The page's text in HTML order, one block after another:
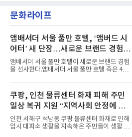
했다. “내 티, 5 bucks 바지는, 만원” 등 멤버들
의 라이프 스타일
MBC '쇼! 음악중심', SBS '인기가요' 등 주요 음
악방송 무대에 올라 화려한 퍼포먼스를 펼쳤다.
력을 앞세워 매 무대 색다른 볼거리를 선사했다.
특히 화사한 파스텔 톤의 비치웨어부터 청량한
마린룩, 햇살 아래 반짝이는 물결을 연상시키는
스커트, 강렬한 붉은 계열의 스타일링까지 각기
다른 매력을 선보였다. 브브걸은 다채로운 여름
패션을 완벽하게 소화하며 보
문화라이프
앰배서더 서울 풀만 호텔, ‘앰버드 시
어터’ 새 단장…새로운 브랜드 경험 선
사
앰배서더 서울 풀만 호텔이 새로운 브랜드 경험
을 선사한다.앰배서더 서울 풀만 호텔 측은 4일
이야기를 담은 인형 극장 콘셉트의 공간 ‘앰버드
시어터(Ambird Theater)’를 새롭게 선보인
다”고 밝혔다.앰배서더 서울 풀만 호텔은 로비
한편에 마련된 앰버드 존을 통해 앰버드의 세계
관을 소개해왔다. 앰버드 존은 앰버드가 우주여
행 중 수집한 다양한 굿즈를 전시한 '앰버드 플래
닛(Ambird Planet)과 계절별 플라워 연출로 사
쿠팡, 인천 물류센터 화재 피해 주민
일상 복귀 지원 “지역사회 안정에 총
력”
인천 서해구 석남동 쿠팡 물류센터 화재로 인해
임시 대피소 생활을 지속해온 주민들이 생활 터